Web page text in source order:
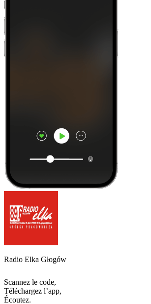
Radio Elka Głogów
Scannez le code,
Téléchargez l’app,
Écoutez.